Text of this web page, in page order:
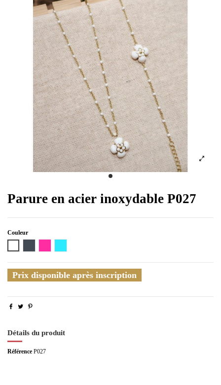
Parure en acier inoxydable P027
Couleur
Prix disponible après inscription
Détails du produit
Référence P027